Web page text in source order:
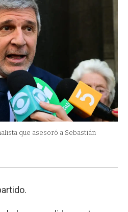
que asesoró a Sebastián